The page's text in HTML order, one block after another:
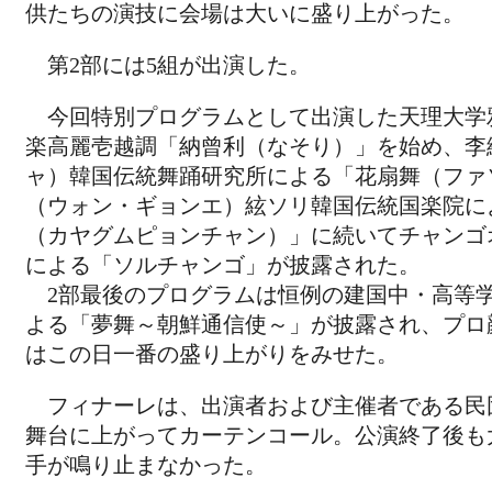
供たちの演技に会場は大いに盛り上がった。
第2部には5組が出演した。
今回特別プログラムとして出演した天理大
楽高麗壱越調「納曾利（なそり）」を始め、
ャ）韓国伝統舞踊研究所による「花扇舞（フ
（ウォン・ギョンエ）絃ソリ韓国伝統国楽院
（カヤグムピョンチャン）」に続いてチャン
による「ソルチャンゴ」が披露された。
2部最後のプログラムは恒例の建国中・高等
よる「夢舞～朝鮮通信使～」が披露され、プ
はこの日一番の盛り上がりをみせた。
フィナーレは、出演者および主催者である
舞台に上がってカーテンコール。公演終了後
手が鳴り止まなかった。